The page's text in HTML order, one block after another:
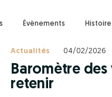
Évènements Histoire
Actualités 04/02/2026
Baromètre des
retenir